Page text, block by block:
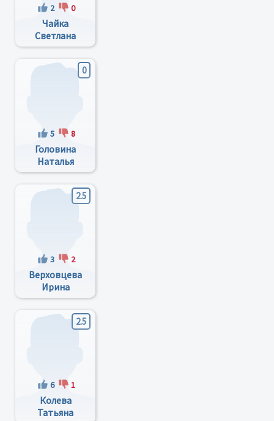
2 0
Чайка
Светлана
Арсеньтьевна
0
5 8
Головина
Наталья
Борисовна
2.5
3 2
Верховцева
Ирина
Геннадьевна
2.5
6 1
Колева
Татьяна